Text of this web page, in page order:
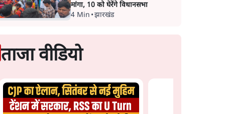
मांगा, 10 को घेरेंगे विधानसभा
4 Min •झारखंड
ताजा वीडियो